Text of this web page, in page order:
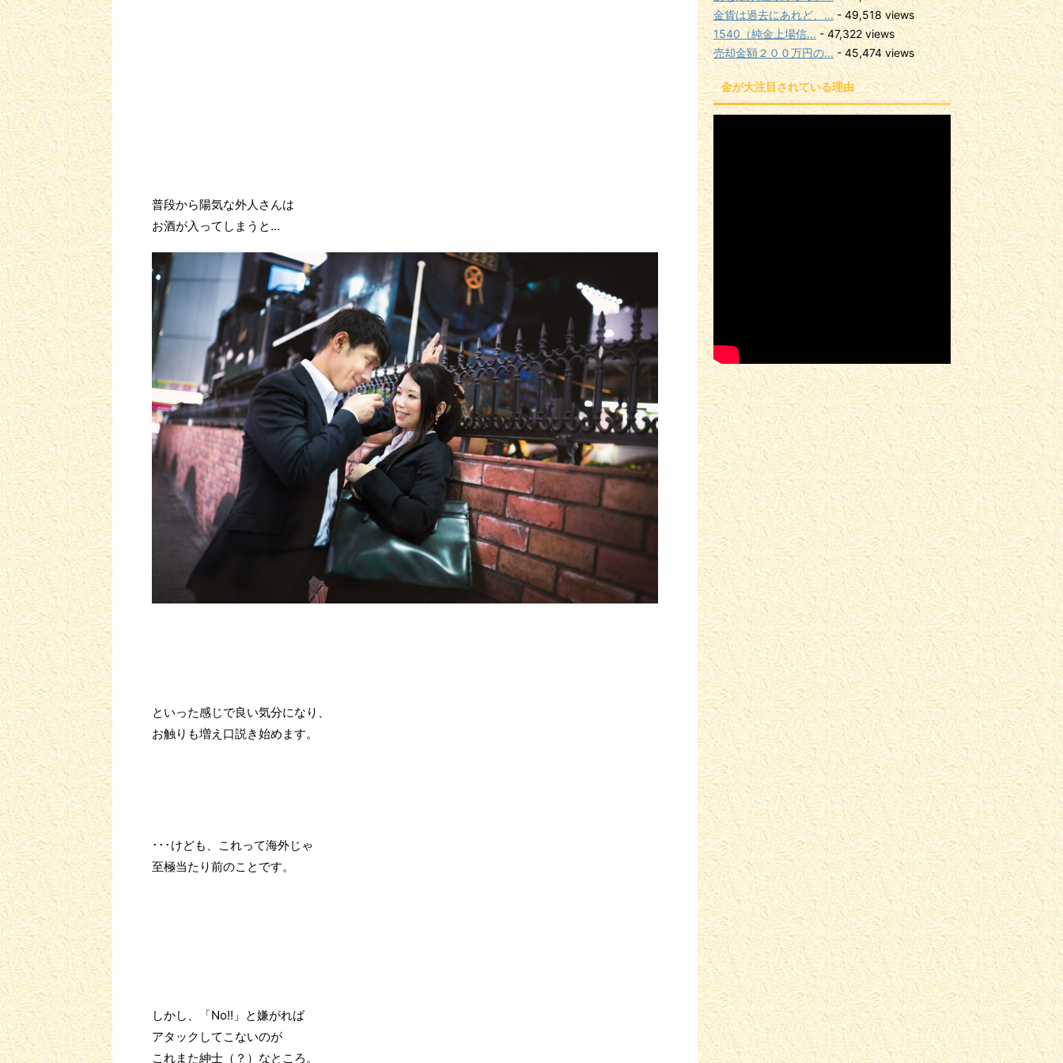
普段から陽気な外人さんは
お酒が入ってしまうと…
といった感じで良い気分になり、
お触りも増え口説き始めます。
･･･けども、これって海外じゃ
至極当たり前のことです。
しかし、「No!!」と嫌がれば
アタックしてこないのが
これまた紳士（？）なところ。
金貨は過去にあれど、... - 49,518 views
1540（純金上場信... - 47,322 views
売却金額２００万円の... - 45,474 views
金が大注目されている理由